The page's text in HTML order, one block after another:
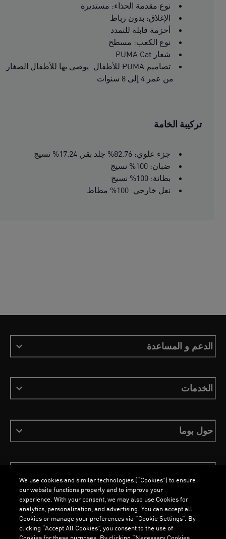
نوع مقدمة الحذاء: مستديرة
الإغلاق: بدون رباط
أحزمة قابلة للتمدد
نوع الكعب: مسطح
شعار PUMA Cat
تصاميم PUMA للأطفال: يوصى بها للأطفال الصغار
من عمر 4 إلى 8 سنوات
تركيبة الخامة
جزء علوي: 82.76% جلد بقر, 17.24% نسيج
ضبان: 100% نسيج
بطانة: 100% نسيج
نعل خارجي: 100% مطاط
الدعم و المساعدة
الخدمات
حول بوما
العربية
We use cookies and similar technologies (“Cookies”) to ensure
our website functions properly and to improve your
experience. With your consent, we may also use Cookies for
analytics, personalization, and advertising. You can accept all
Cookies or manage your preferences via “Cookie Settings”. By
clicking “Accept All Cookies”, you consent to the use of